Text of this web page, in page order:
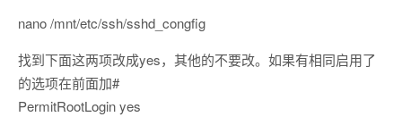
nano /mnt/etc/ssh/sshd_congfig
找到下面这两项改成yes，其他的不要改。如果有相同启用了
的选项在前面加#
PermitRootLogin yes